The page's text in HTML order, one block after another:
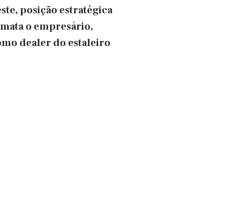
posição estratégica
o empresário,
dealer do estaleiro